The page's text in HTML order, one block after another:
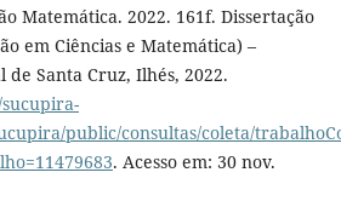
Matemática. 2022. 161f. Dissertação
em Ciências e Matemática) –
Santa Cruz, Ilhés, 2022.
public/consultas/coleta/
. Acesso em: 30 nov.